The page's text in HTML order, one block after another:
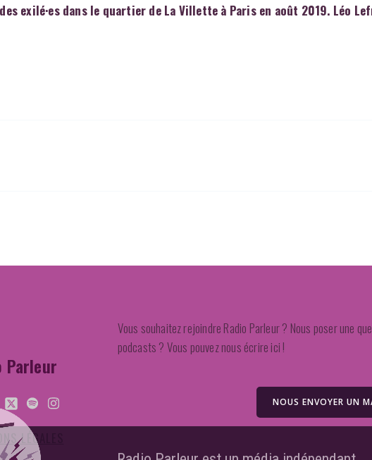
exilé·es dans le quartier de La Villette à Paris en août 2019. Léo
Parleur
LÉGALES
Vous souhaitez rejoindre Radio Parleur ? Nous poser une
podcasts ? Vous pouvez nous écrire ici !
NOUS ENVOYER UN